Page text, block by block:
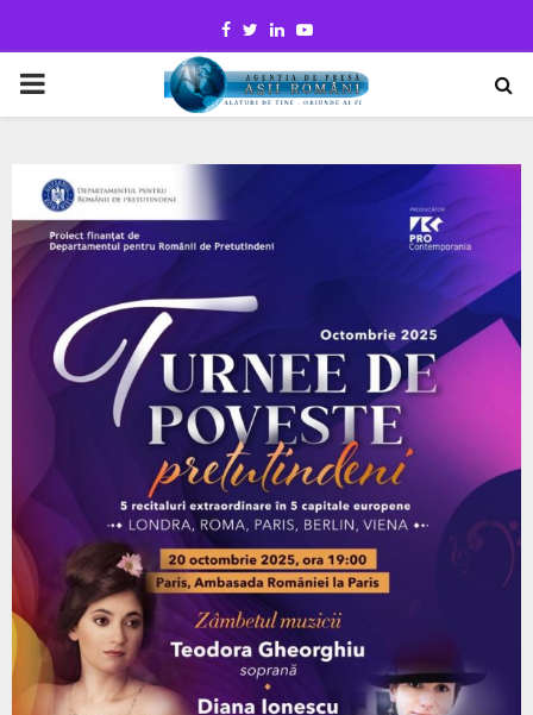
Facebook
TwitterLinkedinYoutube
PRIMARY